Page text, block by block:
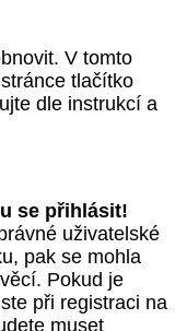
V tomto
tlačítko
dle instrukcí a
se přihlásit!
uživatelské
pak se mohla
Pokud je
při registraci na
muset